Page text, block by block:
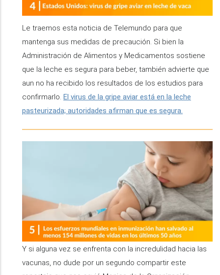
Le traemos esta noticia de Telemundo para que
mantenga sus medidas de precaución. Si bien la
Administración de Alimentos y Medicamentos sostiene
que la leche es segura para beber, también advierte que
aun no ha recibido los resultados de los estudios para
confirmarlo. El virus de la gripe aviar está en la leche
pasteurizada; autoridades afirman que es segura.
Y si alguna vez se enfrenta con la incredulidad hacia las
vacunas, no dude por un segundo compartir este